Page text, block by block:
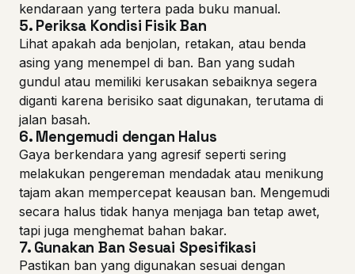
kendaraan yang tertera pada buku manual.
5. Periksa Kondisi Fisik Ban
Lihat apakah ada benjolan, retakan, atau benda
asing yang menempel di ban. Ban yang sudah
gundul atau memiliki kerusakan sebaiknya segera
diganti karena berisiko saat digunakan, terutama di
jalan basah.
6. Mengemudi dengan Halus
Gaya berkendara yang agresif seperti sering
melakukan pengereman mendadak atau menikung
tajam akan mempercepat keausan ban. Mengemudi
secara halus tidak hanya menjaga ban tetap awet,
tapi juga menghemat bahan bakar.
7. Gunakan Ban Sesuai Spesifikasi
Pastikan ban yang digunakan sesuai dengan